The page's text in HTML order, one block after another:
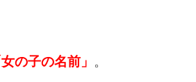
女の子の名前」 。